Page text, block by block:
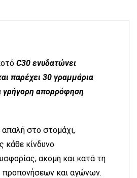
C30 ενυδατώνει
παρέχει 30 γραμμάρια
γρήγορη απορρόφηση
απαλή στο στομάχι,
κάθε κίνδυνο
ακόμη και κατά τη
προπονήσεων και αγώνων.